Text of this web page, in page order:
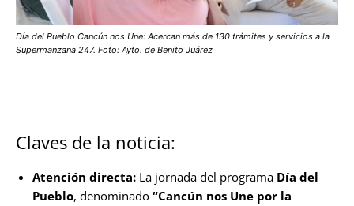
Día del Pueblo Cancún nos Une: Acercan más de 130 trámites y servicios a la
Supermanzana 247. Foto: Ayto. de Benito Juárez
Claves de la noticia:
Atención directa: La jornada del programa Día del
Pueblo, denominado “Cancún nos Une por la